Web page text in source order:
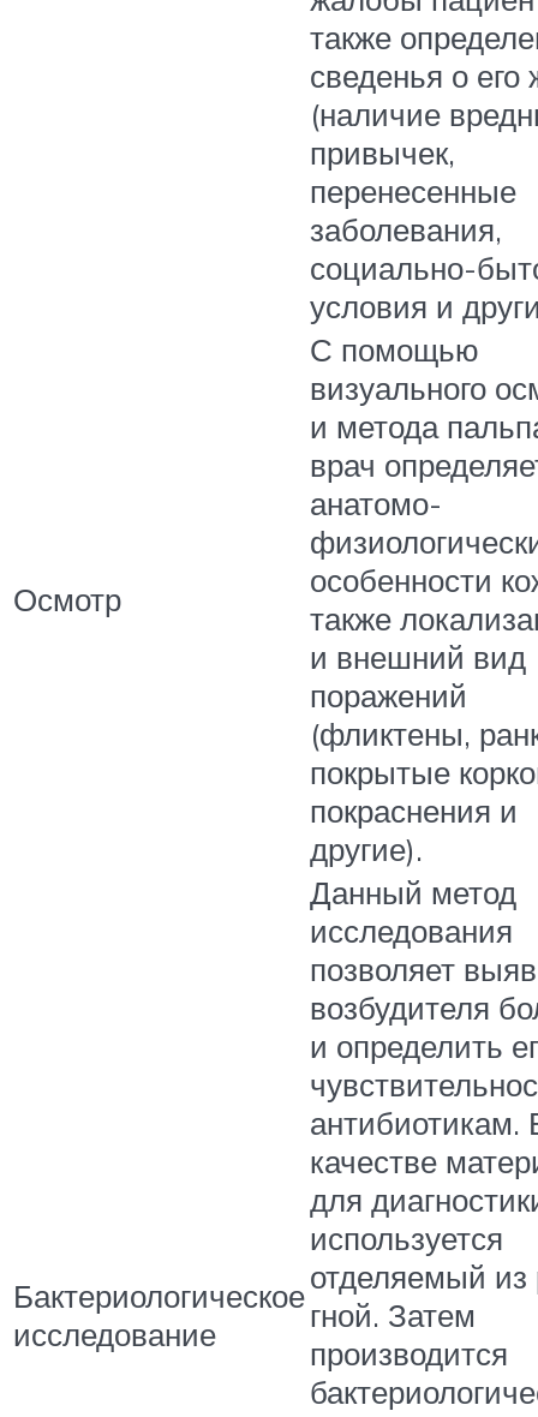
также
сведенья о его
(наличие
привычек,
перенесенные
заболевания,
социально-
условия и
Осмотр
С помощью
визуального
и метода
врач
анатомо-
особенности
также
и внешний вид
поражений
(фликтены,
покрытые
покраснения и
другие).
Бактериологическое
исследование
Данный метод
исследования
позволяет
возбудителя
и определить
антибиотикам.
качестве
для
используется
отделяемый
гной. Затем
производится